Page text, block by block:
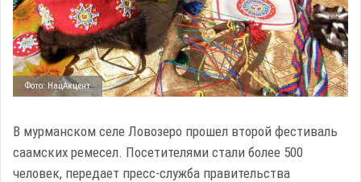
Фото: НацАкцент
В мурманском селе Ловозеро прошел второй фестиваль
саамских ремесел. Посетителями стали более 500
человек, передает пресс-служба правительства